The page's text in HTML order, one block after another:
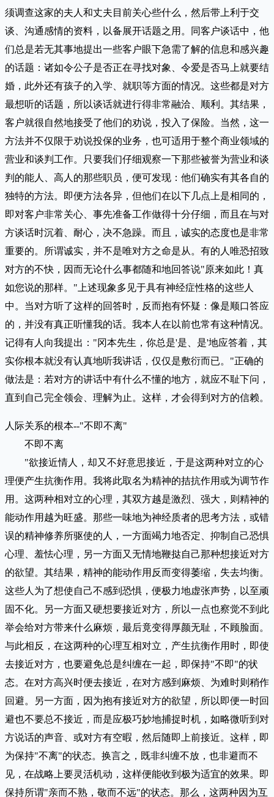
须调查这家的夫人和丈夫目前关心些什么，然后带上利于交
谈、沟通感情的资料，以备展开话题之用。同客户谈话中，他
们总是若无其事地提出一些客户眼下急需了解的信息和感兴趣
的话题：诸如令公子是否正在寻找对象、令爱是否马上就要结
婚，此外还有孩子的入学、就职等方面的情况。这些都是对方
最想听的话题，所以谈话就进行得非常融洽、顺利。其结果，
客户就很自然地接受了他们的劝说，投入了保险。当然，这一
方法并不仅限于劝说投保的业务，也可适用于整个商业领域的
营业和谈判工作。只要我们仔细观察一下那些被誉为营业和谈
判的能人、高人的那些职员，便可发现：他们确实有其各自的
独特的方法。即便方法各异，但他们在以下几点上是相同的，
即对客户非常关心、事先准备工作做得十分仔细，而且在与对
方谈话时沉着、耐心，决不急躁。而且，诚实的态度也是非常
重要的。所谓诚实，并不是唯对方之命是从。有的人唯恐招致
对方的不快，因而无论什么事都随和地回答说"原来如此！真
如您说的那样。"上述现象多见于具有神经症性格的这些人
中。当对方听了这样的回答时，反而抱有怀疑：像是顺口答应
的，并没有真正听懂我的话。我本人在以前也常有这种情况。
记得有人向我提出："冈本先生，你总是'是、是'地应答着，其
实你根本就没有认真地听我讲话，仅仅是敷衍而已。"正确的
做法是：若对方的讲话中有什么不懂的地方，就应不耻下问，
直到自己完全领会、理解为止。这样，才会得到对方的信赖。
人际关系的根本--"不即不离"
不即不离
"欲接近情人，却又不好意思接近，于是这两种对立的心
理便产生抗衡作用。我将此取名为精神的拮抗作用或为调节作
用。这两种相对立的心理，其双方越是激烈、强大，则精神的
能动作用越为旺盛。那些一味地为神经质者的思考方法，或错
误的精神修养所驱使的人，一方面竭力地否定、抑制自己恐惧
心理、羞怯心理，另一方面又无情地鞭挞自己那种想接近对方
的欲望。其结果，精神的能动作用反而变得萎缩，失去均衡。
这些人为了想使自己不感到恐惧，便极力地虚张声势，以至顽
固不化。另一方面又硬想要接近对方，所以一点也察觉不到此
举会给对方带来什么麻烦，最后竟变得厚颜无耻，不顾脸面。
与此相反，在这两种的心理互相对立，产生抗衡作用时，即使
去接近对方，也要避免总是纠缠在一起，即保持"不即"的状
态。在对方高兴时便去接近，在对方感到麻烦、为难时则稍作
回避。另一方面，因为抱有接近对方的欲望，所以即便一时回
避也不要总不接近，而是应极巧妙地捕捉时机，如略微听到对
方说话的声音、或对方有空暇，然后随即上前接近。这样，即
为保持"不离"的状态。换言之，既非纠缠不放，也非避而不
见，在战略上要灵活机动，这样便能收到极为适宜的效果。即
保持所谓"亲而不熟，敬而不远"的状态。那么，这两种因为互